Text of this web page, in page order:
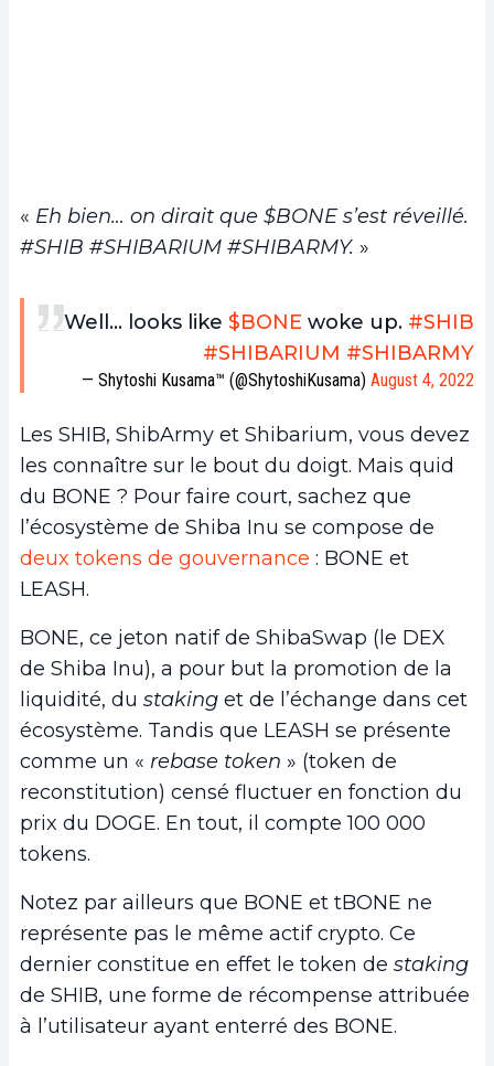
« Eh bien… on dirait que $BONE s’est réveillé.
#SHIB #SHIBARIUM #SHIBARMY. »
Well… looks like $BONE woke up. #SHIB
#SHIBARIUM #SHIBARMY
— Shytoshi Kusama™ (@ShytoshiKusama) August 4, 2022
Les SHIB, ShibArmy et Shibarium, vous devez
les connaître sur le bout du doigt. Mais quid
du BONE ? Pour faire court, sachez que
l’écosystème de Shiba Inu se compose de
deux tokens de gouvernance : BONE et
LEASH.
BONE, ce jeton natif de ShibaSwap (le DEX
de Shiba Inu), a pour but la promotion de la
liquidité, du staking et de l’échange dans cet
écosystème. Tandis que LEASH se présente
comme un « rebase token » (token de
reconstitution) censé fluctuer en fonction du
prix du DOGE. En tout, il compte 100 000
tokens.
Notez par ailleurs que BONE et tBONE ne
représente pas le même actif crypto. Ce
dernier constitue en effet le token de staking
de SHIB, une forme de récompense attribuée
à l’utilisateur ayant enterré des BONE.